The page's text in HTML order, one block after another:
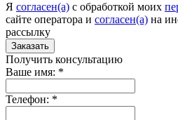
Я согласен(а) c обработкой моих
сайте оператора и согласен(а) на
рассылку
Заказать
Получить консультацию
Ваше имя: *
Телефон: *